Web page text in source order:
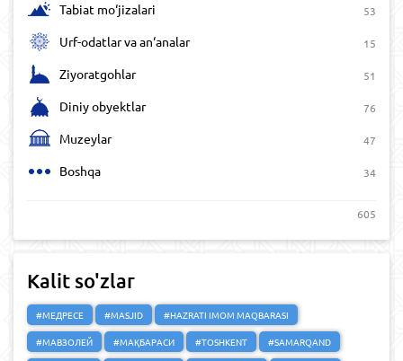
Tabiat mo‘jizalari 53
Urf-odatlar va an‘analar 15
Ziyoratgohlar 51
Diniy obyektlar 76
Muzeylar 47
Boshqa 34
605
Kalit so'zlar
#МЕДРЕСЕ #MASJID
#HAZRATI IMOM MAQBARASI
#МАВЗОЛЕЙ
#МАҚБАРАСИ #TOSHKENT
#SAMARQAND